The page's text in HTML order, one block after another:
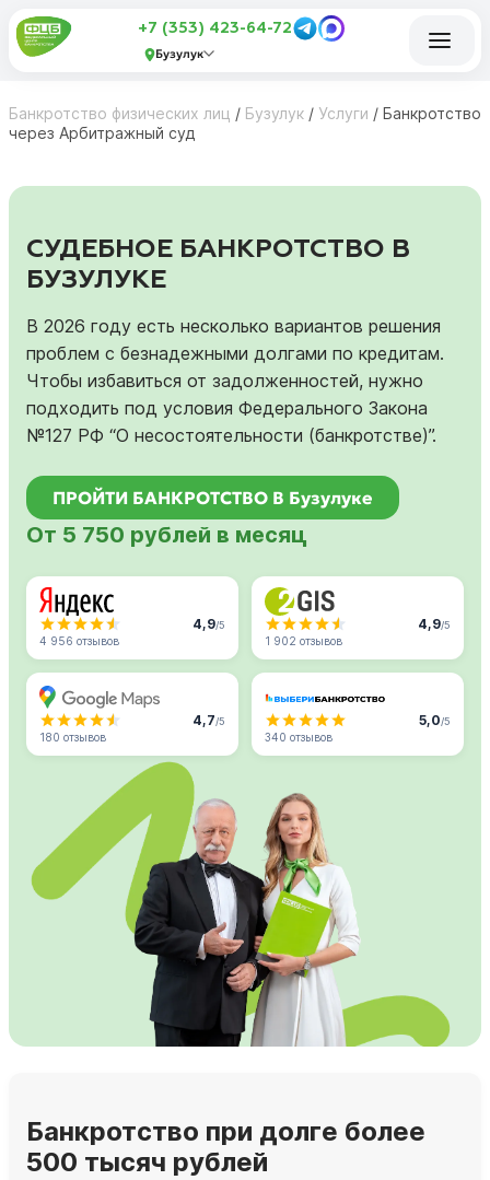
+7 (353) 423-64-72
Бузулук
Банкротство физических лиц / Бузулук / Услуги / Банкротство
через Арбитражный суд
СУДЕБНОЕ БАНКРОТСТВО В
БУЗУЛУКЕ
В 2026 году есть несколько вариантов решения
проблем с безнадежными долгами по кредитам.
Чтобы избавиться от задолженностей, нужно
подходить под условия Федерального Закона
№127 РФ “О несостоятельности (банкротстве)”.
ПРОЙТИ БАНКРОТСТВО В Бузулуке
От 5 750 рублей в месяц
4,9/5
4 956 отзывов
4,9/5
1 902 отзывов
4,7/5
180 отзывов
5,0/5
340 отзывов
Банкротство при долге более
500 тысяч рублей